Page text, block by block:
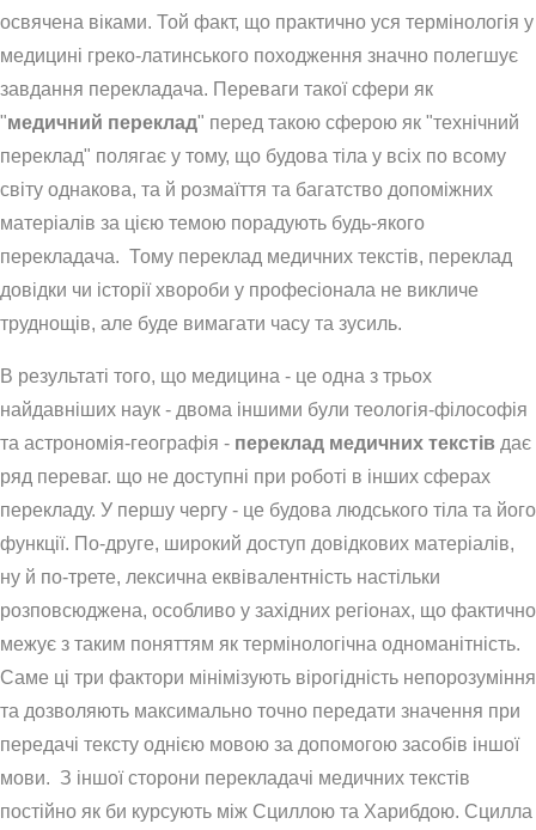
освячена віками. Той факт, що практично уся термінологія у
медицині греко-латинського походження значно полегшує
завдання перекладача. Переваги такої сфери як
"медичний переклад" перед такою сферою як "технічний
переклад" полягає у тому, що будова тіла у всіх по всому
світу однакова, та й розмаїття та багатство допоміжних
матеріалів за цією темою порадують будь-якого
перекладача. Тому переклад медичних текстів, переклад
довідки чи історії хвороби у професіонала не викличе
труднощів, але буде вимагати часу та зусиль.
В результаті того, що медицина - це одна з трьох
найдавніших наук - двома іншими були теологія-філософія
та астрономія-географія - переклад медичних текстів дає
ряд переваг. що не доступні при роботі в інших сферах
перекладу. У першу чергу - це будова людського тіла та його
функції. По-друге, широкий доступ довідкових матеріалів,
ну й по-трете, лексична еквівалентність настільки
розповсюджена, особливо у західних регіонах, що фактично
межує з таким поняттям як термінологічна одноманітність.
Саме ці три фактори мінімізують вірогідність непорозуміння
та дозволяють максимально точно передати значення при
передачі тексту однією мовою за допомогою засобів іншої
мови. З іншої сторони перекладачі медичних текстів
постійно як би курсують між Сциллою та Харибдою. Сцилла